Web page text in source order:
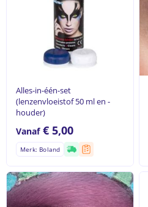
Alles-in-één-set
(lenzenvloeistof 50 ml en -
houder)
Vanaf€ 5,00
Merk: Boland